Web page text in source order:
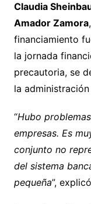
Claudia
Amador Zamora
financiamiento
la jornada
precautoria, se
la
“Hubo
empresas. Es
conjunto no
del sistema
pequeña”,